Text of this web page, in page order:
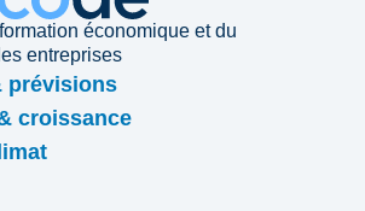
économique et du
entreprises
prévisions
croissance